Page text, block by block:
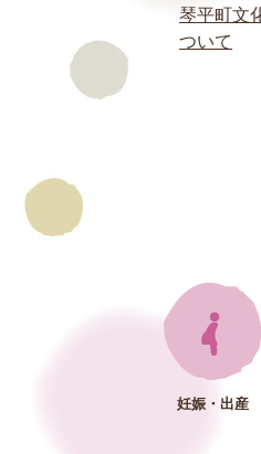
琴平町文
ついて
妊娠・出産